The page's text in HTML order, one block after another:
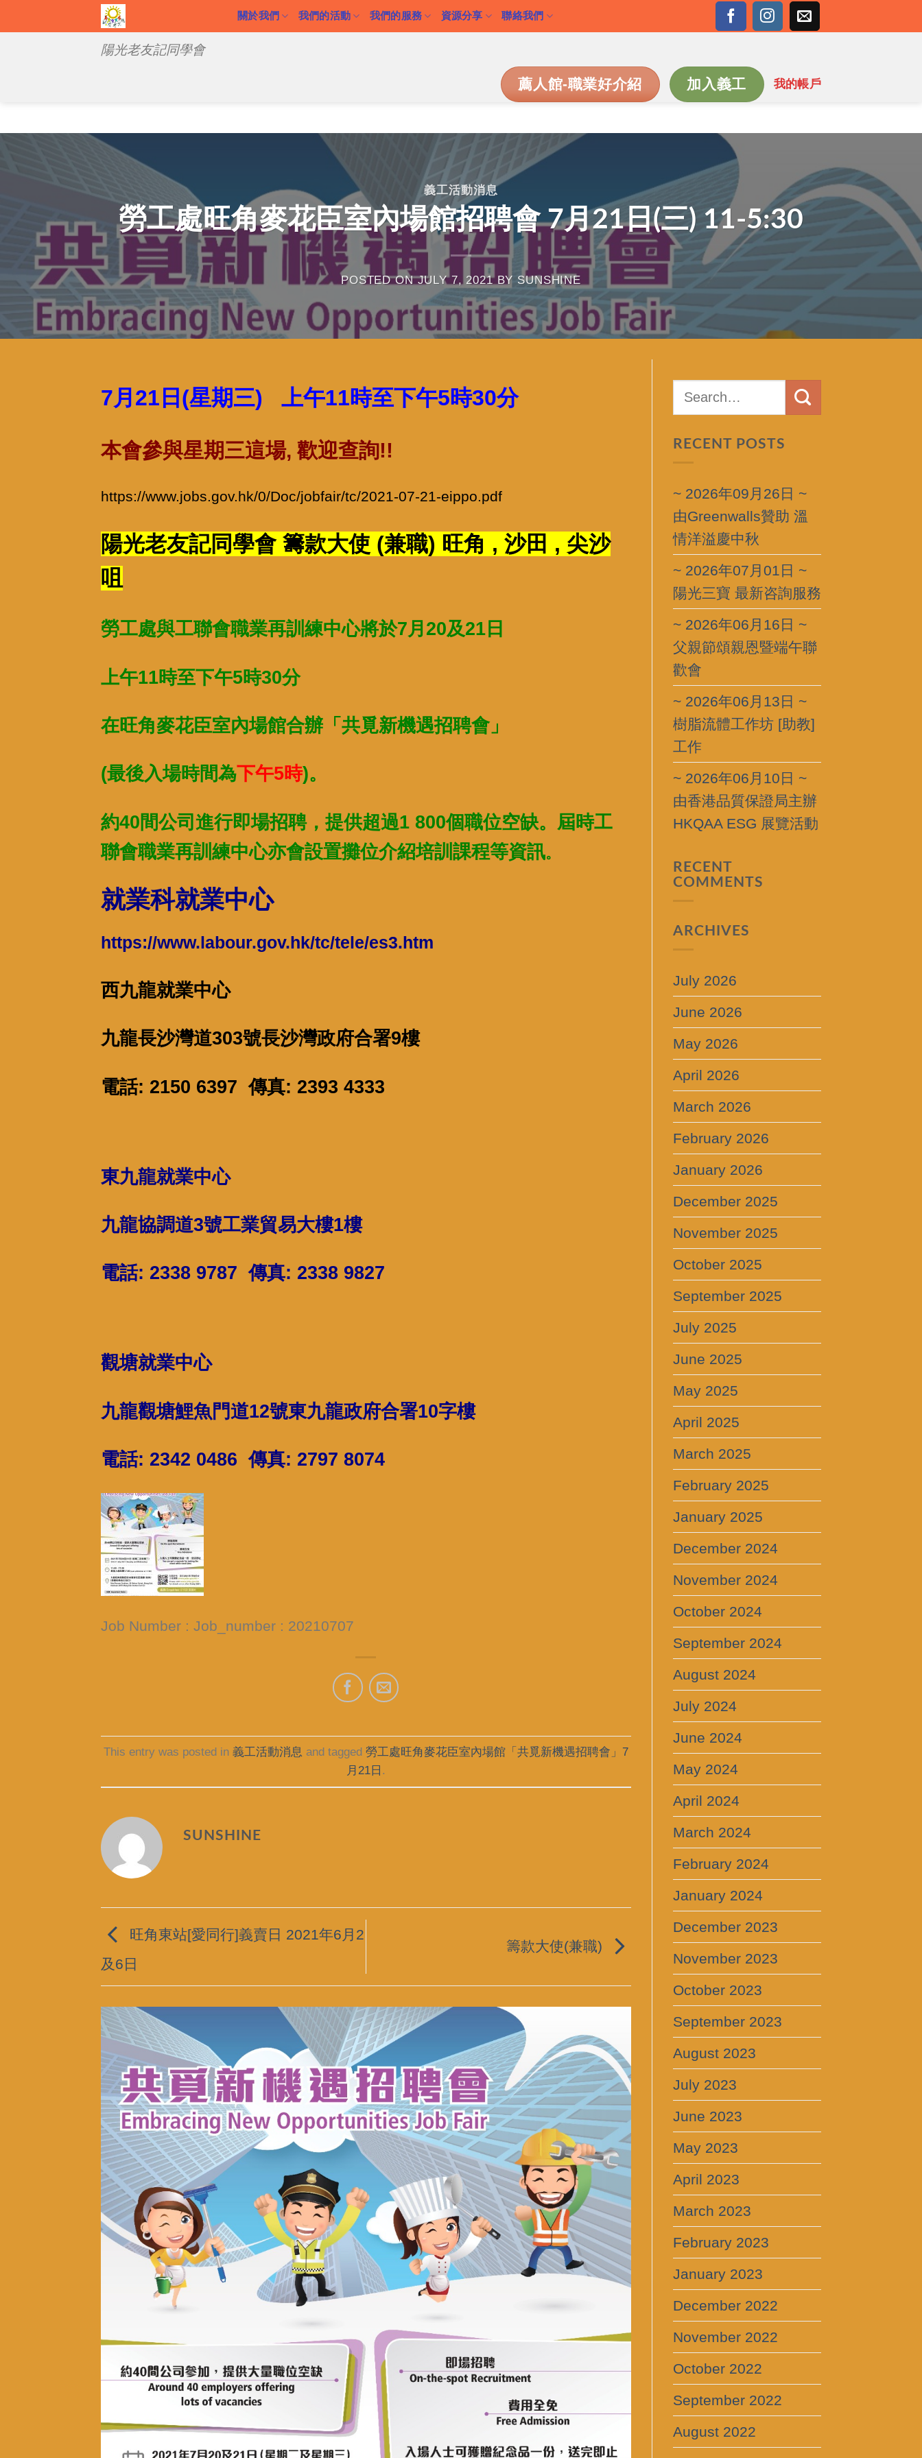
to
陽光老友記同學會
關於我們 我們的活動 我們的服務 資源分享 聯絡我們
薦人館-職業好介紹 加入義工 我的帳戶
義工活動消息
勞工處旺角麥花臣室內場館招聘會 7月21日(三) 11-5:30
POSTED ONJULY 7, 2021BY SUNSHINE
7月21日(星期三) 上午11時至下午5時30分
本會參與星期三這場, 歡迎查詢!!
https://www.jobs.gov.hk/0/Doc/jobfair/tc/2021-07-21-eippo.pdf
陽光老友記同學會 籌款大使 (兼職) 旺角 , 沙田 , 尖沙
咀
勞工處與工聯會職業再訓練中心將於7月20及21日
上午11時至下午5時30分
在旺角麥花臣室內場館合辦「共覓新機遇招聘會」
(最後入場時間為下午5時)。
約40間公司進行即場招聘，提供超過1 800個職位空缺。屆時工
聯會職業再訓練中心亦會設置攤位介紹培訓課程等資訊。
就業科就業中心
https://www.labour.gov.hk/tc/tele/es3.htm
西九龍就業中心
九龍長沙灣道303號長沙灣政府合署9樓
電話: 2150 6397 傳真: 2393 4333
東九龍就業中心
九龍協調道3號工業貿易大樓1樓
電話: 2338 9787 傳真: 2338 9827
觀塘就業中心
九龍觀塘鯉魚門道12號東九龍政府合署10字樓
電話: 2342 0486 傳真: 2797 8074
Job Number : Job_number : 20210707
This entry was posted in 義工活動消息 and tagged 勞工處旺角麥花臣室內場館「共覓新機遇招聘會」7
月21日 .
SUNSHINE
旺角東站[愛同行]義賣日 2021年6月2
及6日
籌款大使(兼職)
RECENT POSTS
~ 2026年09月26日 ~
由Greenwalls贊助 溫
情洋溢慶中秋
~ 2026年07月01日 ~
陽光三寶 最新咨詢服務
~ 2026年06月16日 ~
父親節頌親恩暨端午聯
歡會
~ 2026年06月13日 ~
樹脂流體工作坊 [助教]
工作
~ 2026年06月10日 ~
由香港品質保證局主辦
HKQAA ESG 展覽活動
RECENT
COMMENTS
ARCHIVES
July 2026
June 2026
May 2026
April 2026
March 2026
February 2026
January 2026
December 2025
November 2025
October 2025
September 2025
July 2025
June 2025
May 2025
April 2025
March 2025
February 2025
January 2025
December 2024
November 2024
October 2024
September 2024
August 2024
July 2024
June 2024
May 2024
April 2024
March 2024
February 2024
January 2024
December 2023
November 2023
October 2023
September 2023
August 2023
July 2023
June 2023
May 2023
April 2023
March 2023
February 2023
January 2023
December 2022
November 2022
October 2022
September 2022
August 2022